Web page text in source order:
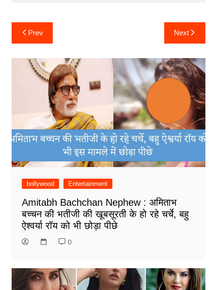
Post
navigation
Prev Next
bollywood Entertainment
Amitabh Bachchan Nephew : अमिताभ
बच्चन की भतीजी की खूबसूरती के हो रहे चर्चे, बहु
ऐश्वर्या रॉय को भी छोड़ा पीछे
0